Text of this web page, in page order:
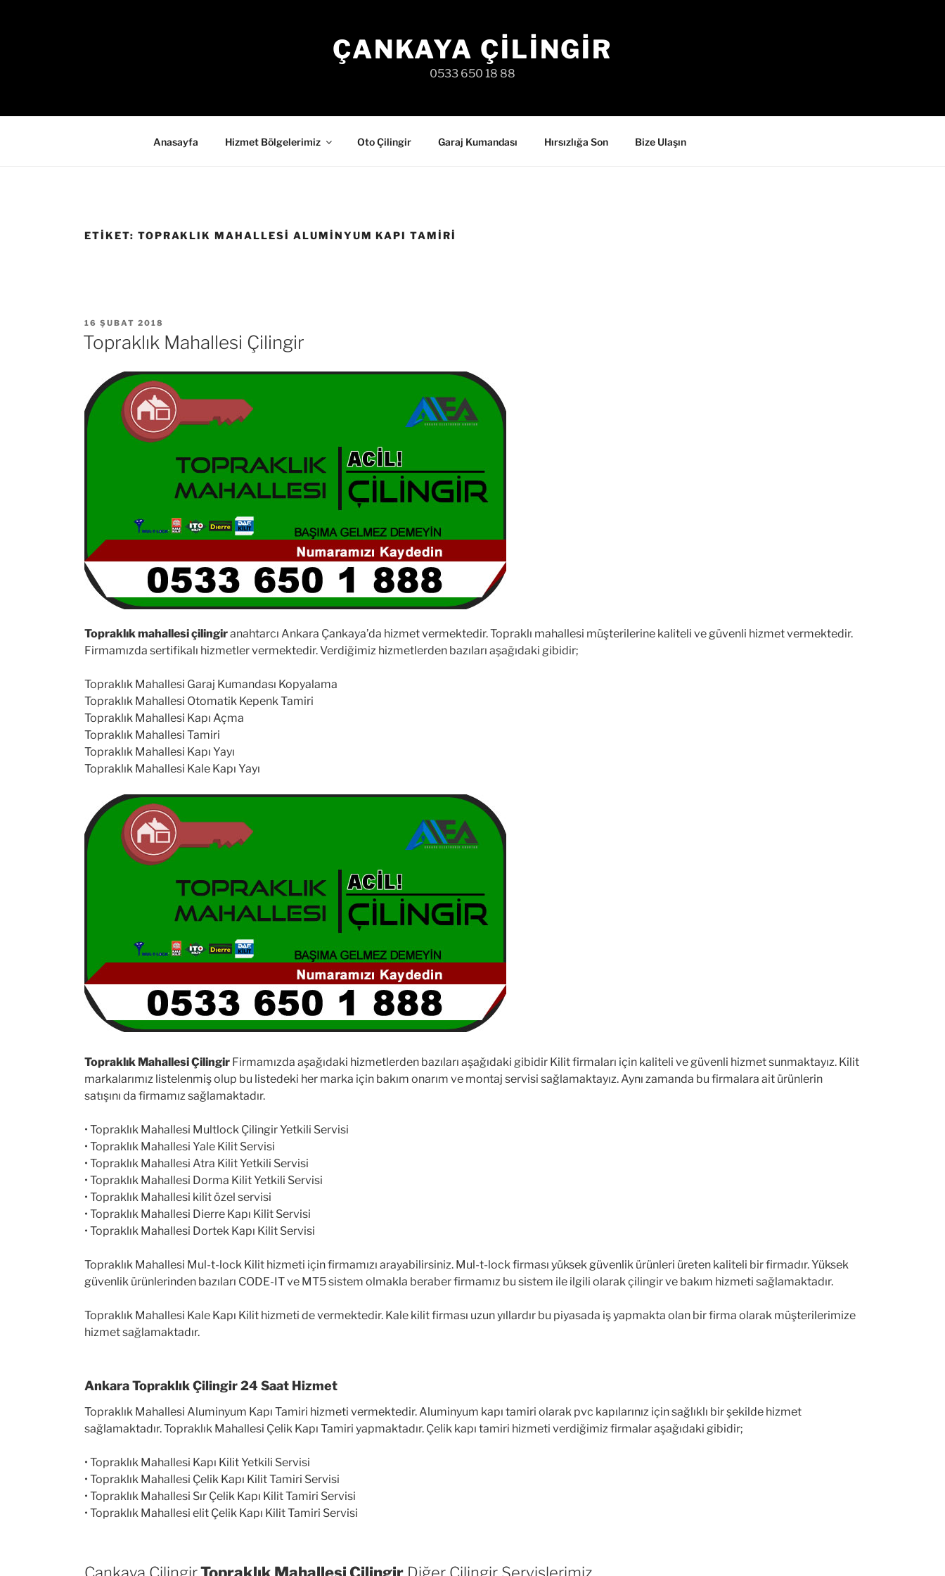
ÇANKAYA ÇILINGIR
0533 650 18 88
Anasayfa Hizmet Bölgelerimiz Oto Çilingir Garaj Kumandası Hırsızlığa Son Bize Ulaşın
ETIKET: TOPRAKLIK MAHALLESI ALUMINYUM KAPI TAMIRI
YAYIM
TARIHI
16 ŞUBAT 2018
Topraklık Mahallesi Çilingir
Topraklık mahallesi çilingiranahtarcı Ankara Çankaya’da hizmet vermektedir. Topraklı mahallesi müşterilerine kaliteli ve güvenli hizmet vermektedir.
Firmamızda sertifikalı hizmetler vermektedir. Verdiğimiz hizmetlerden bazıları aşağıdaki gibidir;
Topraklık Mahallesi Garaj Kumandası Kopyalama
Topraklık Mahallesi Otomatik Kepenk Tamiri
Topraklık Mahallesi Kapı Açma
Topraklık Mahallesi Tamiri
Topraklık Mahallesi Kapı Yayı
Topraklık Mahallesi Kale Kapı Yayı
Topraklık Mahallesi Çilingir Firmamızda aşağıdaki hizmetlerden bazıları aşağıdaki gibidir Kilit firmaları için kaliteli ve güvenli hizmet sunmaktayız. Kilit
markalarımız listelenmiş olup bu listedeki her marka için bakım onarım ve montaj servisi sağlamaktayız. Aynı zamanda bu firmalara ait ürünlerin
satışını da firmamız sağlamaktadır.
• Topraklık Mahallesi Multlock Çilingir Yetkili Servisi
• Topraklık Mahallesi Yale Kilit Servisi
• Topraklık Mahallesi Atra Kilit Yetkili Servisi
• Topraklık Mahallesi Dorma Kilit Yetkili Servisi
• Topraklık Mahallesi kilit özel servisi
• Topraklık Mahallesi Dierre Kapı Kilit Servisi
• Topraklık Mahallesi Dortek Kapı Kilit Servisi
Topraklık Mahallesi Mul-t-lock Kilit hizmeti için firmamızı arayabilirsiniz. Mul-t-lock firması yüksek güvenlik ürünleri üreten kaliteli bir firmadır. Yüksek
güvenlik ürünlerinden bazıları CODE-IT ve MT5 sistem olmakla beraber firmamız bu sistem ile ilgili olarak çilingir ve bakım hizmeti sağlamaktadır.
Topraklık Mahallesi Kale Kapı Kilit hizmeti de vermektedir. Kale kilit firması uzun yıllardır bu piyasada iş yapmakta olan bir firma olarak müşterilerimize
hizmet sağlamaktadır.
Ankara Topraklık Çilingir 24 Saat Hizmet
Topraklık Mahallesi Aluminyum Kapı Tamiri hizmeti vermektedir. Aluminyum kapı tamiri olarak pvc kapılarınız için sağlıklı bir şekilde hizmet
sağlamaktadır. Topraklık Mahallesi Çelik Kapı Tamiri yapmaktadır. Çelik kapı tamiri hizmeti verdiğimiz firmalar aşağıdaki gibidir;
• Topraklık Mahallesi Kapı Kilit Yetkili Servisi
• Topraklık Mahallesi Çelik Kapı Kilit Tamiri Servisi
• Topraklık Mahallesi Sır Çelik Kapı Kilit Tamiri Servisi
• Topraklık Mahallesi elit Çelik Kapı Kilit Tamiri Servisi